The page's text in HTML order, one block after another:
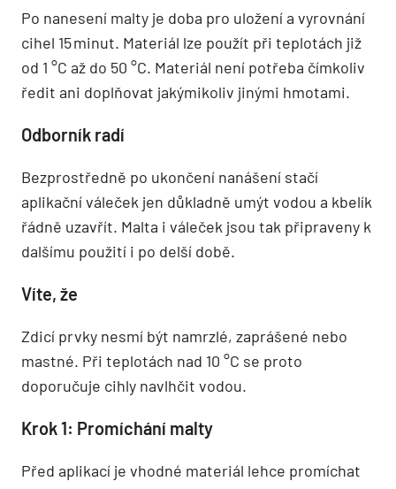
Po nanesení malty je doba pro uložení a vyrovnání
cihel 15 minut. Materiál lze použít při teplotách již
od 1 °C až do 50 °C. Materiál není potřeba čímkoliv
ředit ani doplňovat jakýmikoliv jinými hmotami.
Odborník radí
Bezprostředně po ukončení nanášení stačí
aplikační váleček jen důkladně umýt vodou a kbelík
řádně uzavřít. Malta i váleček jsou tak připraveny k
dalšímu použití i po delší době.
Víte, že
Zdicí prvky nesmí být namrzlé, zaprášené nebo
mastné. Při teplotách nad 10 °C se proto
doporučuje cihly navlhčit vodou.
Krok 1: Promíchání malty
Před aplikací je vhodné materiál lehce promíchat